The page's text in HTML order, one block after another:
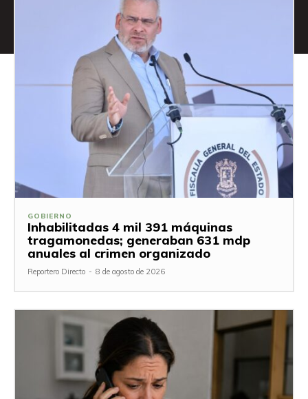
GOBIERNO
Inhabilitadas 4 mil 391 máquinas
tragamonedas; generaban 631 mdp
anuales al crimen organizado
Reportero Directo - 8 de agosto de 2026